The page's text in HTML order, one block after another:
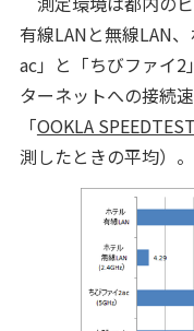
有線LANと無線LAN
ac」と「ちびファイ2
ターネットへの接続
「OOKLA SPEEDTEST
測したときの平均）。